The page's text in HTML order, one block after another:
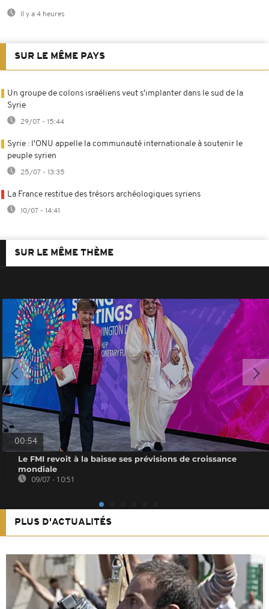
Il y a 4 heures
SUR LE MÊME PAYS
Un groupe de colons israéliens veut s'implanter dans le sud de la
Syrie
29/07 - 15:44
Syrie : l'ONU appelle la communauté internationale à soutenir le
peuple syrien
25/07 - 13:35
La France restitue des trésors archéologiques syriens
10/07 - 14:41
SUR LE MÊME THÈME
00:54
Le FMI revoit à la baisse ses prévisions de croissance
mondiale
09/07 - 10:51
PLUS D'ACTUALITÉS